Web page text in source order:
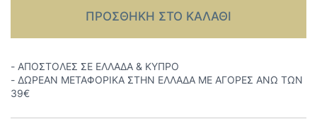
ΠΡΟΣΘΉΚΗ ΣΤΟ ΚΑΛΆΘΙ
- ΑΠΟΣΤΟΛΕΣ ΣΕ ΕΛΛΑΔΑ & ΚΥΠΡΟ
- ΔΩΡΕΑΝ ΜΕΤΑΦΟΡΙΚΑ ΣΤΗΝ ΕΛΛΑΔΑ ΜΕ ΑΓΟΡΕΣ ΑΝΩ ΤΩΝ
39€